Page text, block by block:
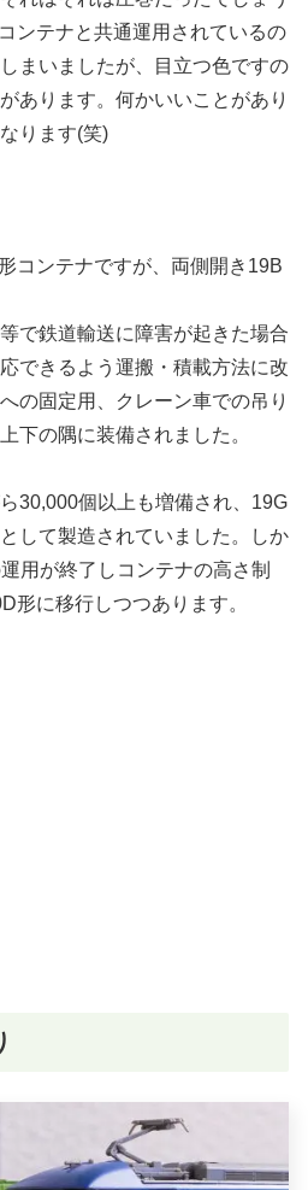
ンテナと共通運用されているの
まいましたが、目立つ色ですの
あります。何かいいことがあり
ります(笑)
コンテナですが、両側開き19B
で鉄道輸送に障害が起きた場合
できるよう運搬・積載方法に改
の固定用、クレーン車での吊り
下の隅に装備されました。
30,000個以上も増備され、19G
して製造されていました。しか
用が終了しコンテナの高さ制
形に移行しつつあります。